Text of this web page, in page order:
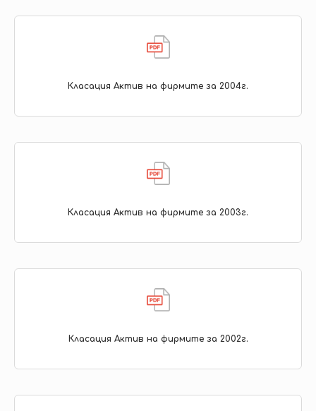
Класация Актив на фирмите за 2004г.
Класация Актив на фирмите за 2003г.
Класация Актив на фирмите за 2002г.